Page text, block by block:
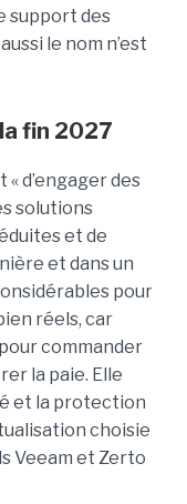
support des
le nom n’est
fin 2027
d’engager des
solutions
et de
et dans un
pour
réels, car
commander
la paie. Elle
et la protection
choisie
Veeam et Zerto